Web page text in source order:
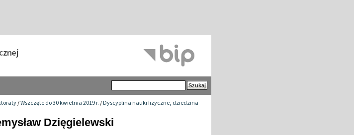
/Wszczęte do 30 kwietnia 2019 r./Dyscyplina nauki fizyczne, dziedzina
Dzięgielewski